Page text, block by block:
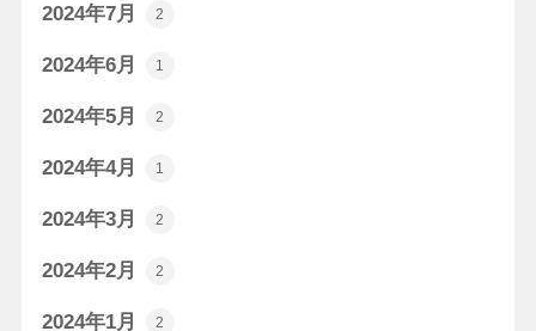
2024年7月 2
2024年6月 1
2024年5月 2
2024年4月 1
2024年3月 2
2024年2月 2
2024年1月 2